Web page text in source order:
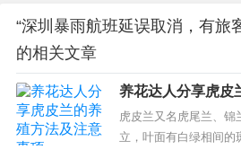
“深圳暴雨航班延误取消，有旅
的相关文章
养花达人分享虎皮
项
虎皮兰又名虎尾兰、锦
立，叶面有白绿相间的